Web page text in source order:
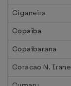
Ciganeira
Copaíba
Copaibarana
Coracao N. Irane